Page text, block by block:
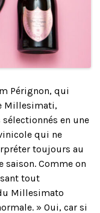
Pérignon, qui
Millesimati,
en une
qui ne
toujours au
saison. Comme on
tout
Millesimato
» Oui, car si